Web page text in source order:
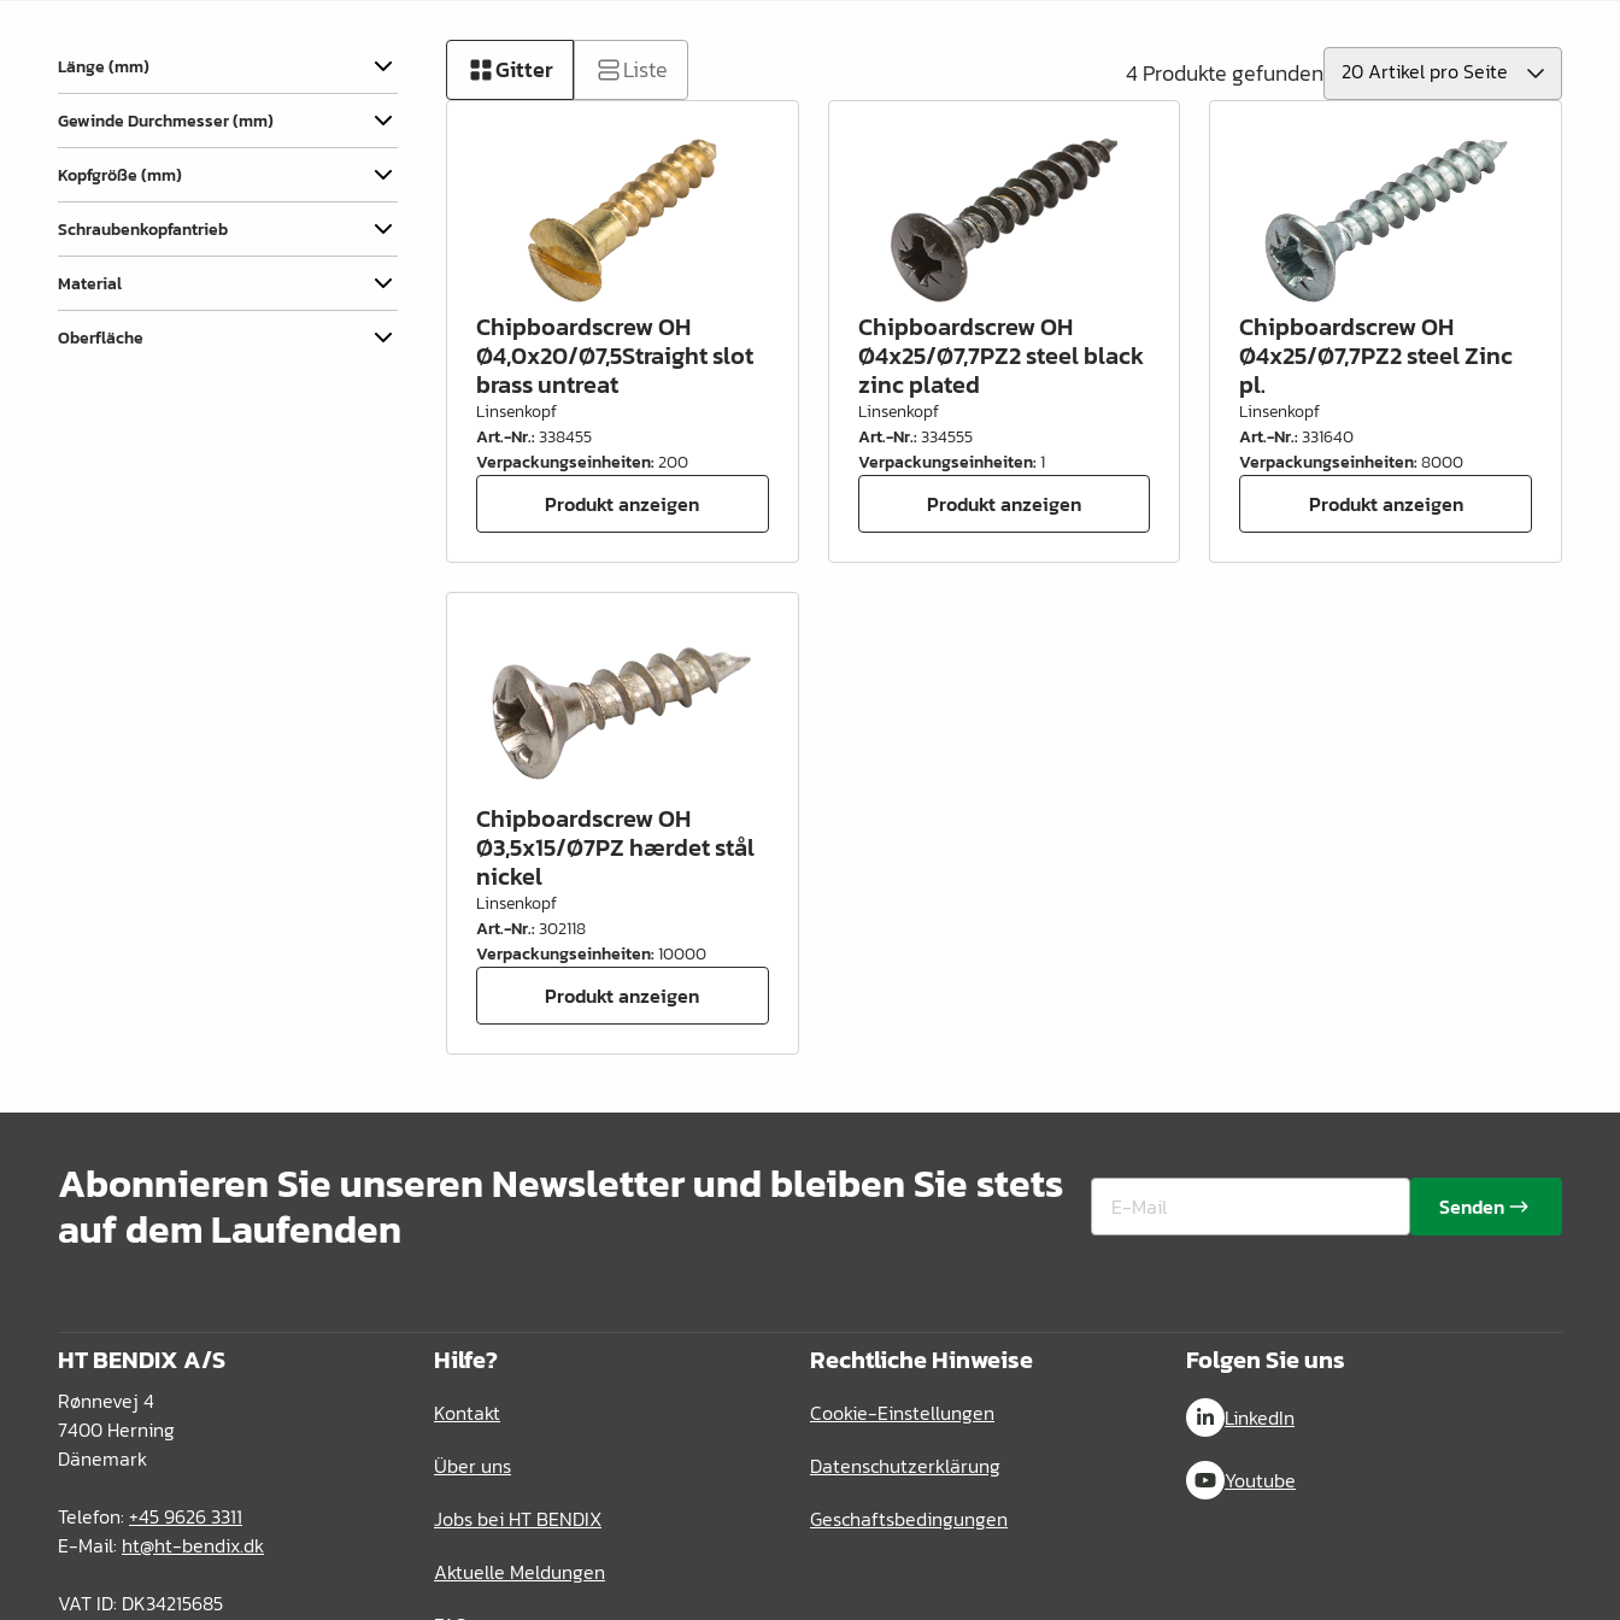
Auszüge &
Schubkastenteile
Scharniere & Türbeschläge
Beine, Füsse &
Untergestelle
Filz, Gleitnägel & Anschläge
Länge (mm)
Gewinde Durchmesser (mm)
Kopfgröße (mm)
Schraubenkopfantrieb
Material
Oberfläche
Liste
Gitter 4 Produkte gefunden
Chipboardscrew OH
Ø4,0x20/Ø7,5Straight slot
brass untreat
Linsenkopf
Art.-Nr.:338455
Verpackungseinheiten:200
Produkt anzeigen
Chipboardscrew OH
Ø4x25/Ø7,7PZ2 steel black
zinc plated
Linsenkopf
Art.-Nr.:334555
Verpackungseinheiten:1
Produkt anzeigen
Chipboardscrew OH
Ø4x25/Ø7,7PZ2 steel Zinc
pl.
Linsenkopf
Art.-Nr.:331640
Verpackungseinheiten:8000
Produkt anzeigen
Chipboardscrew OH
Ø3,5x15/Ø7PZ hærdet stål
nickel
Linsenkopf
Art.-Nr.:302118
Verpackungseinheiten:10000
Produkt anzeigen
Abonnieren Sie unseren Newsletter und bleiben Sie stets
auf dem Laufenden Senden
HT BENDIX A/S
Rønnevej 4
7400 Herning
Dänemark
Telefon: +45 9626 3311
E-Mail: ht@ht-bendix.dk
VAT ID: DK34215685
Hilfe?
Kontakt
Über uns
Jobs bei HT BENDIX
Aktuelle Meldungen
Rechtliche Hinweise
Cookie-Einstellungen
Datenschutzerklärung
Geschaftsbedingungen
Folgen Sie uns
LinkedIn
Youtube